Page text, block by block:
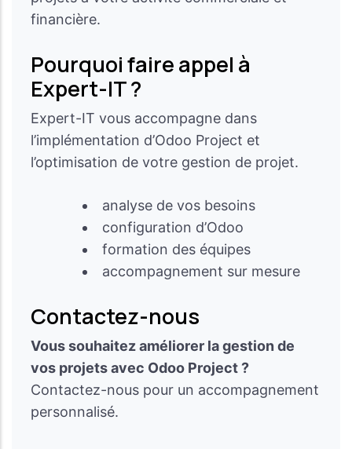
financière.
Pourquoi faire appel à
Expert-IT ?
Expert-IT vous accompagne dans
l’implémentation d’Odoo Project et
l’optimisation de votre gestion de projet.
analyse de vos besoins
configuration d’Odoo
formation des équipes
accompagnement sur mesure
Contactez-nous
Vous souhaitez améliorer la gestion de
vos projets avec Odoo Project ?
Contactez-nous pour un accompagnement
personnalisé.